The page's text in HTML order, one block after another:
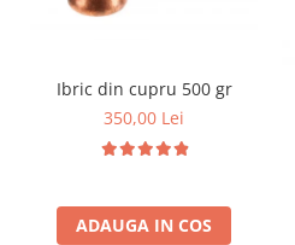
Ibric din cupru 500 gr
350,00 Lei
ADAUGA IN COS